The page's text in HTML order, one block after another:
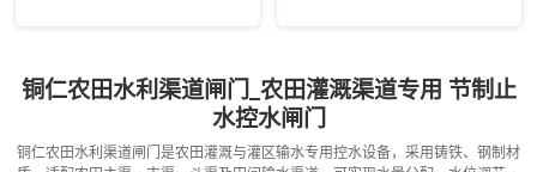
铜仁农田水利渠道闸门_农田灌溉渠道专用 节制止
水控水闸门
铜仁农田水利渠道闸门是农田灌溉与灌区输水专用控水设备，采用铸铁、钢制材